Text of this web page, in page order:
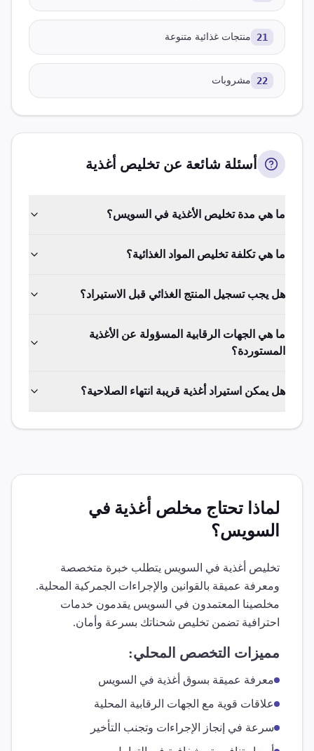
21 منتجات غذائية متنوعة
22 مشروبات
أسئلة شائعة عن تخليص أغذية
ما هي مدة تخليص الأغذية في السويس؟
ما هي تكلفة تخليص المواد الغذائية؟
هل يجب تسجيل المنتج الغذائي قبل الاستيراد؟
ما هي الجهات الرقابية المسؤولة عن الأغذية
المستوردة؟
هل يمكن استيراد أغذية قريبة انتهاء الصلاحية؟
لماذا تحتاج مخلص أغذية في
السويس؟
تخليص أغذية في السويس يتطلب خبرة متخصصة
ومعرفة عميقة بالقوانين والإجراءات الجمركية المحلية.
مخلصينا المعتمدون في السويس يقدمون خدمات
احترافية تضمن تخليص شحناتك بسرعة وأمان.
مميزات التخصص المحلي:
معرفة عميقة بسوق أغذية في السويس
علاقات قوية مع الجهات الرقابية المحلية
سرعة في إنجاز الإجراءات وتجنب التأخير